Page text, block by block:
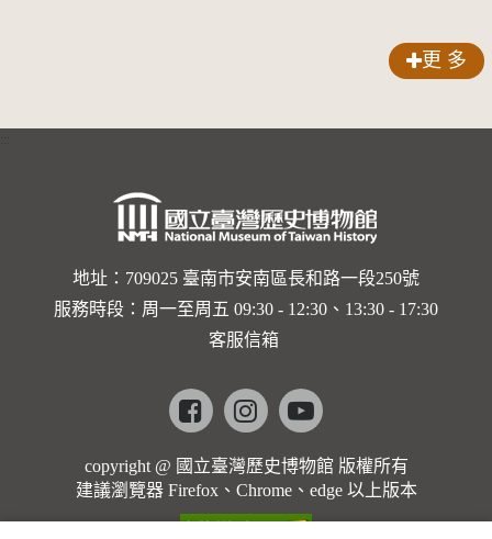
更 多
地址：709025 臺南市安南區長和路一段250號
服務時段：周一至周五 09:30 - 12:30、13:30 - 17:30
客服信箱
Facebookinstagramyoutube
copyright @ 國立臺灣歷史博物館 版權所有
建議瀏覽器 Firefox、Chrome、edge 以上版本